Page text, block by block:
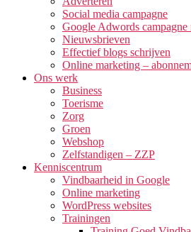
Social media campagne
Google Adwords campagne
Nieuwsbrieven
Effectief blogs schrijven
Online marketing –
Ons werk
Business
Toerisme
Zorg
Groen
Webshop
Zelfstandigen – ZZP
Kenniscentrum
Vindbaarheid in Google
Online marketing
WordPress websites
Trainingen